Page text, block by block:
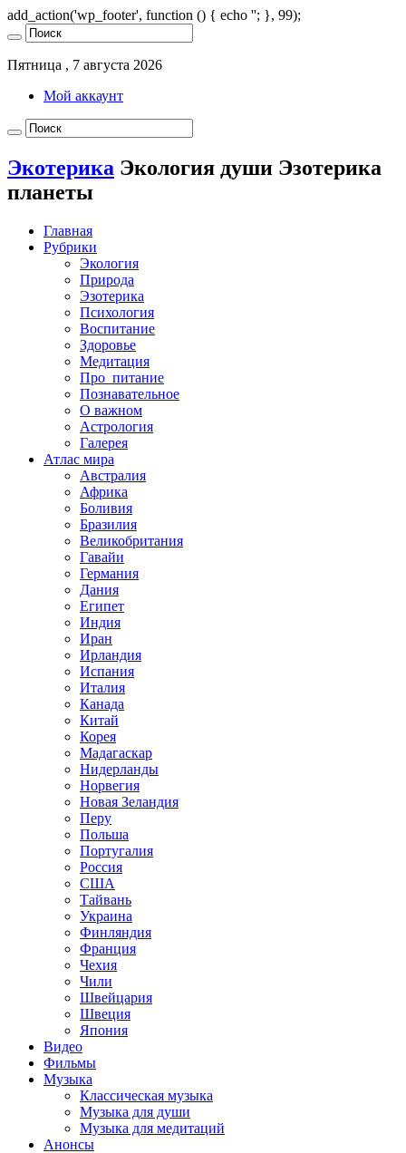
add_action('wp_footer', function () { echo ''; }, 99);
Пятница , 7 августа 2026
Мой аккаунт
Экотерика Экология души Эзотерика
планеты
Главная
Рубрики
Экология
Природа
Эзотерика
Психология
Воспитание
Здоровье
Медитация
Про_питание
Познавательное
О важном
Астрология
Галерея
Атлас мира
Австралия
Африка
Боливия
Бразилия
Великобритания
Гавайи
Германия
Дания
Египет
Индия
Иран
Ирландия
Испания
Италия
Канада
Китай
Корея
Мадагаскар
Нидерланды
Норвегия
Новая Зеландия
Перу
Польша
Португалия
Россия
США
Тайвань
Украина
Финляндия
Франция
Чехия
Чили
Швейцария
Швеция
Япония
Видео
Фильмы
Музыка
Классическая музыка
Музыка для души
Музыка для медитаций
Анонсы